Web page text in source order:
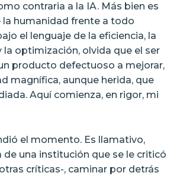
contraria a la IA. Más bien es
la humanidad frente a todo
el lenguaje de la eficiencia, la
optimización, olvida que el ser
producto defectuoso a mejorar,
magnífica, aunque herida, que
Aquí comienza, en rigor, mi
el momento. Es llamativo,
una institución que se le criticó
críticas-, caminar por detrás